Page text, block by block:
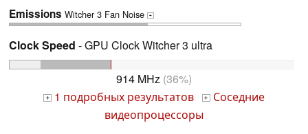
Emissions Witcher 3 Fan Noise +
Clock Speed - GPU Clock Witcher 3 ultra
914 MHz (36%)
+ 1 подробных результатов + Соседние
видеопроцессоры